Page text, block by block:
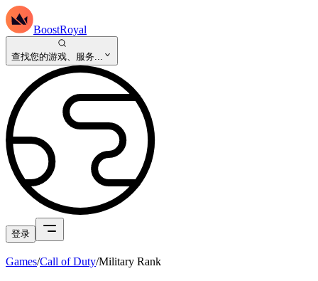
BoostRoyal
查找您的游戏、服务...
登录
Games/Call of Duty/Military Rank